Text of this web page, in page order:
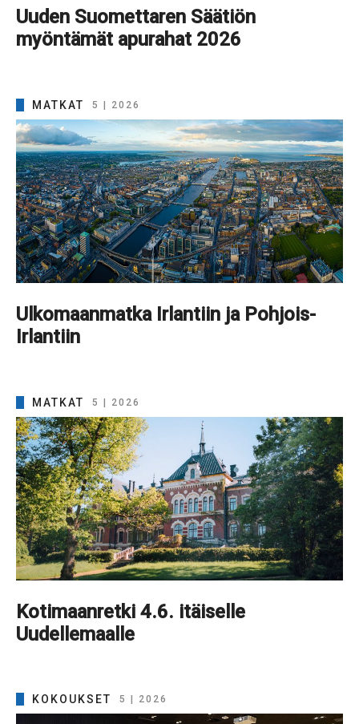
Uuden Suomettaren Säätiön
myöntämät apurahat 2026
MATKAT 5 | 2026
Ulkomaanmatka Irlantiin ja Pohjois-
Irlantiin
MATKAT 5 | 2026
Kotimaanretki 4.6. itäiselle
Uudellemaalle
KOKOUKSET 5 | 2026